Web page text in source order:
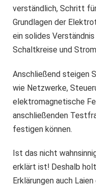
verständlich, Schritt
Grundlagen der
ein solides
Schaltkreise und
Anschließend steigen
wie Netzwerke,
elektromagnetische
anschließenden
festigen können.
Ist das nicht
erklärt ist! Deshalb
Erklärungen auch